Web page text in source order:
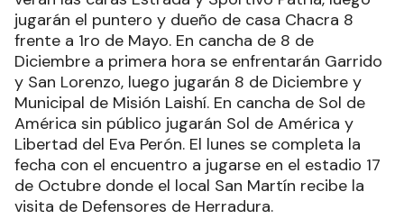
jugarán el puntero y dueño de casa Chacra 8
frente a 1ro de Mayo. En cancha de 8 de
Diciembre a primera hora se enfrentarán Garrido
y San Lorenzo, luego jugarán 8 de Diciembre y
Municipal de Misión Laishí. En cancha de Sol de
América sin público jugarán Sol de América y
Libertad del Eva Perón. El lunes se completa la
fecha con el encuentro a jugarse en el estadio 17
de Octubre donde el local San Martín recibe la
visita de Defensores de Herradura.